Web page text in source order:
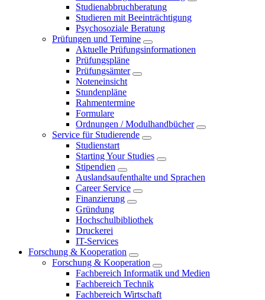
Studienabbruchberatung
Studieren mit Beeinträchtigung
Psychosoziale Beratung
Prüfungen und Termine
Aktuelle Prüfungsinformationen
Prüfungspläne
Prüfungsämter
Noteneinsicht
Stundenpläne
Rahmentermine
Formulare
Ordnungen / Modulhandbücher
Service für Studierende
Studienstart
Starting Your Studies
Stipendien
Auslandsaufenthalte und Sprachen
Career Service
Finanzierung
Gründung
Hochschulbibliothek
Druckerei
IT-Services
Forschung & Kooperation
Forschung & Kooperation
Fachbereich Informatik und Medien
Fachbereich Technik
Fachbereich Wirtschaft